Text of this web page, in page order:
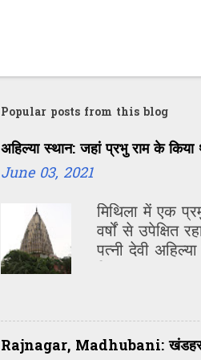
Popular posts from this blog
अहिल्या स्थान: जहां प्रभु राम के किया
June 03, 2021
मिथिला में एक
वर्षों से उपेक्षित
पत्नी देवी
Rajnagar, Madhubani: खंडहर में